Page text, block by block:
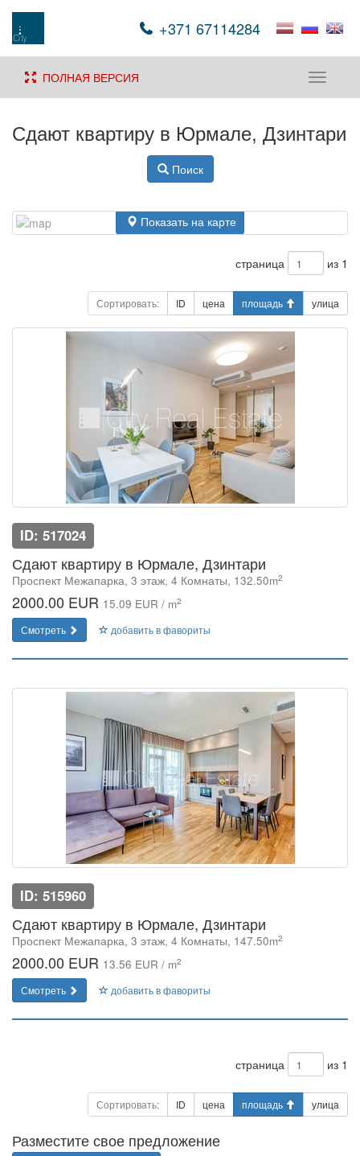
+371 67114284
Toggle
ПОЛНАЯ ВЕРСИЯ
Сдают квартиру в Юрмале, Дзинтари
Поиск
Показать на карте
страница из 1
Сортировать: ID цена площадь улица
ID: 517024
Сдают квартиру в Юрмале, Дзинтари
Проспект Межапарка, 3 этаж, 4 Комнаты, 132.50m2
2000.00 EUR 15.09 EUR / m2
Смотреть добавить в фавориты
ID: 515960
Сдают квартиру в Юрмале, Дзинтари
Проспект Межапарка, 3 этаж, 4 Комнаты, 147.50m2
2000.00 EUR 13.56 EUR / m2
Смотреть добавить в фавориты
страница из 1
Сортировать: ID цена площадь улица
Разместите свое предложение